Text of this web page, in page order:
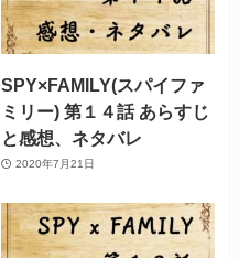
SPY×FAMILY(スパイファ
ミリー) 第１４話 あらすじ
と感想、ネタバレ
2020年7月21日